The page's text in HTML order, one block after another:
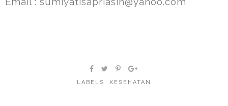
LABELS: KESEHATAN